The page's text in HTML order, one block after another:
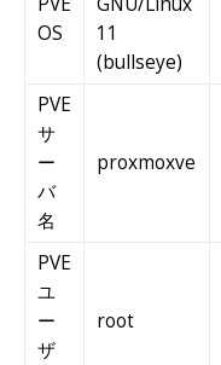
OS
11
(bullseye)
PVE
サ
ー
バ
名
proxmoxve
PVE
ユ
ー
ザ
root